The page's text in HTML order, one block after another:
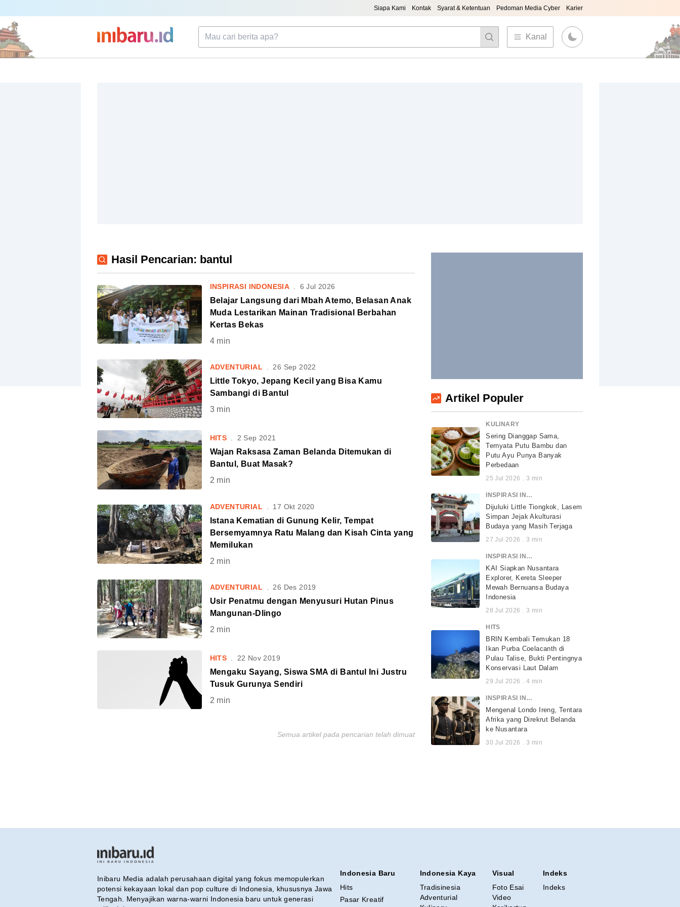
Siapa Kami Kontak Syarat & Ketentuan Pedoman Media Cyber Karier
Kanal
Hasil Pencarian: bantul
INSPIRASI INDONESIA 6 Jul 2026
Belajar Langsung dari Mbah Atemo, Belasan Anak
Muda Lestarikan Mainan Tradisional Berbahan
Kertas Bekas
4min
ADVENTURIAL 26 Sep 2022
Little Tokyo, Jepang Kecil yang Bisa Kamu
Sambangi di Bantul
3min
HITS . 2 Sep 2021
Wajan Raksasa Zaman Belanda Ditemukan di
Bantul, Buat Masak?
2 min
ADVENTURIAL 17 Okt 2020
Istana Kematian di Gunung Kelir, Tempat
Bersemyamnya Ratu Malang dan Kisah Cinta yang
Memilukan
2 min
ADVENTURIAL 26 Des 2019
Usir Penatmu dengan Menyusuri Hutan Pinus
Mangunan-Dlingo
2 min
HITS 22 Nov 2019
Mengaku Sayang, Siswa SMA di Bantul Ini Justru
Tusuk Gurunya Sendiri
2 min
Semua artikel pada pencarian telah dimuat
Artikel Populer
KULINARY
Sering Dianggap Sama,
Ternyata Putu Bambu dan
Putu Ayu Punya Banyak
Perbedaan
25 Jul 2026 . 3 min
INSPIRASI INDONESIA
Dijuluki Little Tiongkok, Lasem
Simpan Jejak Akulturasi
Budaya yang Masih Terjaga
27 Jul 2026 . 3 min
INSPIRASI INDONESIA
KAI Siapkan Nusantara
Explorer, Kereta Sleeper
Mewah Bernuansa Budaya
Indonesia
28 Jul 2026 . 3 min
HITS
BRIN Kembali Temukan 18
Ikan Purba Coelacanth di
Pulau Talise, Bukti Pentingnya
Konservasi Laut Dalam
29 Jul 2026 . 4 min
INSPIRASI INDONESIA
Mengenal Londo Ireng, Tentara
Afrika yang Direkrut Belanda
ke Nusantara
30 Jul 2026 . 3 min
Inibaru Media adalah perusahaan digital yang fokus memopulerkan
potensi kekayaan lokal dan pop culture di Indonesia, khususnya Jawa
Tengah. Menyajikan warna-warni Indonesia baru untuk generasi
Indonesia Baru
Hits
Pasar Kreatif
Indonesia Kaya
Tradisinesia
Adventurial
Visual
Foto Esai
Video
Indeks
Indeks